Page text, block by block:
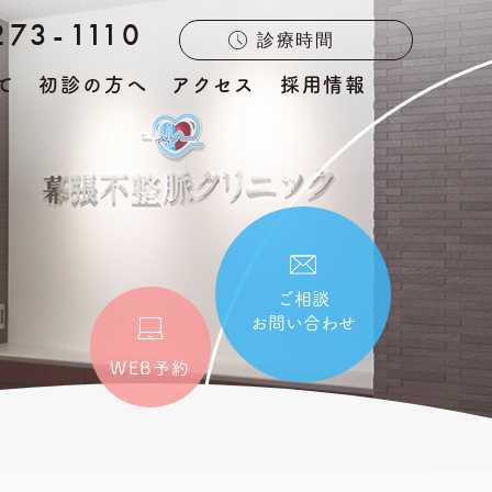
初診の方へ アクセス 採用情報
1110 診療時間
ご相談
お問い合わせ
WEB予約